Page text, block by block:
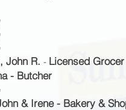
John R. - Licensed Grocer
- Butcher
& Irene - Bakery &